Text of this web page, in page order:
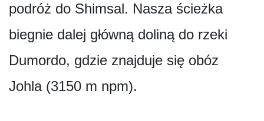
podróż do Shimsal. Nasza ścieżka
biegnie dalej główną doliną do rzeki
Dumordo, gdzie znajduje się obóz
Johla (3150 m npm).